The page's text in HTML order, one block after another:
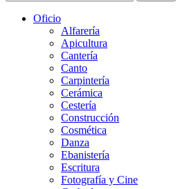
Oficio
Alfarería
Apicultura
Cantería
Canto
Carpintería
Cerámica
Cestería
Construcción
Cosmética
Danza
Ebanistería
Escritura
Fotografía y Cine